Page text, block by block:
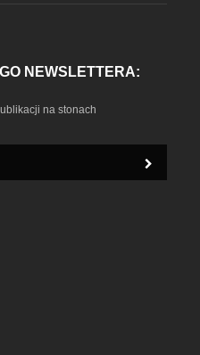
NEWSLETTERA:
na stonach